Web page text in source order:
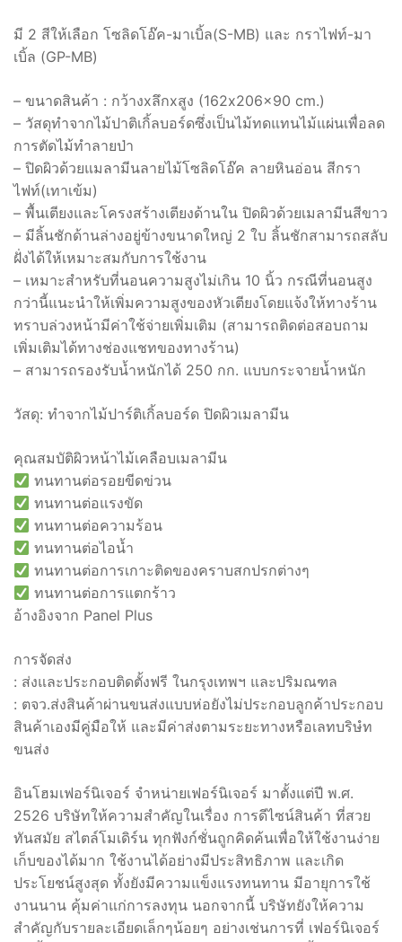
มี 2 สีให้เลือก โซลิดโอ๊ค-มาเบิ้ล(S-MB) และ กราไฟท์-มา
เบิ้ล (GP-MB)
– ขนาดสินค้า : กว้างxลึกxสูง (162x206x90 cm.)
– วัสดุทำจากไม้ปาติเกิ้ลบอร์ดซึ่งเป็นไม้ทดแทนไม้แผ่นเพื่อลด
การตัดไม้ทำลายป่า
– ปิดผิวด้วยแมลามีนลายไม้โซลิดโอ๊ค ลายหินอ่อน สีกรา
ไฟท์(เทาเข้ม)
– พื้นเตียงและโครงสร้างเตียงด้านใน ปิดผิวด้วยเมลามีนสีขาว
– มีลิ้นชักด้านล่างอยู่ข้างขนาดใหญ่ 2 ใบ ลิ้นชักสามารถสลับ
ฝั่งได้ให้เหมาะสมกับการใช้งาน
– เหมาะสำหรับที่นอนความสูงไม่เกิน 10 นิ้ว กรณีที่นอนสูง
กว่านี้แนะนำให้เพิ่มความสูงของหัวเตียงโดยแจ้งให้ทางร้าน
ทราบล่วงหน้ามีค่าใช้จ่ายเพิ่มเติม (สามารถติดต่อสอบถาม
เพิ่มเติมได้ทางช่องแชทของทางร้าน)
– สามารถรองรับน้ำหนักได้ 250 กก. แบบกระจายน้ำหนัก
วัสดุ: ทำจากไม้ปาร์ติเกิ้ลบอร์ด ปิดผิวเมลามีน
คุณสมบัติผิวหน้าไม้เคลือบเมลามีน
ทนทานต่อรอยขีดข่วน
ทนทานต่อแรงขัด
ทนทานต่อความร้อน
ทนทานต่อไอน้ำ
ทนทานต่อการเกาะติดของคราบสกปรกต่างๆ
ทนทานต่อการแตกร้าว
อ้างอิงจาก Panel Plus
การจัดส่ง
: ส่งและประกอบติดตั้งฟรี ในกรุงเทพฯ และปริมณฑล
: ตจว.ส่งสินค้าผ่านขนส่งแบบห่อยังไม่ประกอบลูกค้าประกอบ
สินค้าเองมีคู่มือให้ และมีค่าส่งตามระยะทางหรือเลทบริษํท
ขนส่ง
อินโฮมเฟอร์นิเจอร์ จำหน่ายเฟอร์นิเจอร์ มาตั้งแต่ปี พ.ศ.
2526 บริษัทให้ความสำคัญในเรื่อง การดีไซน์สินค้า ที่สวย
ทันสมัย สไตล์โมเดิร์น ทุกฟังก์ชั่นถูกคิดค้นเพื่อให้ใช้งานง่าย
เก็บของได้มาก ใช้งานได้อย่างมีประสิทธิภาพ และเกิด
ประโยชน์สูงสุด ทั้งยังมีความแข็งแรงทนทาน มีอายุการใช้
งานนาน คุ้มค่าแก่การลงทุน นอกจากนี้ บริษัทยังให้ความ
สำคัญกับรายละเอียดเล็กๆน้อยๆ อย่างเช่นการที่ เฟอร์นิเจอร์